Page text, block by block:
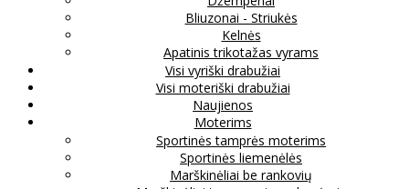
Bliuzonai - Striukės
Kelnės
Apatinis trikotažas vyrams
Visi vyriški drabužiai
Visi moteriški drabužiai
Naujienos
Moterims
Sportinės tamprės moterims
Sportinės liemenėlės
Marškinėliai be rankovių